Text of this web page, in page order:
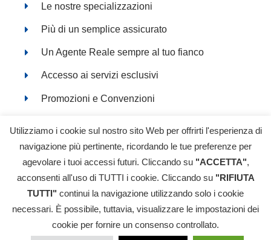
Le nostre specializzazioni
Più di un semplice assicurato
Un Agente Reale sempre al tuo fianco
Accesso ai servizi esclusivi
Promozioni e Convenzioni
© Copyright 2018-2026 FILIPPO NOBILE SRL - All Rights
Reserved | P.IVA: 02485240069 |Informativa Privacy
Cookie Policy|Reclami| filippo.nobilesrl@pec.agentireale.it |
Ricerca nel RUI (Registro Unico degli Intermediari
assicurativi e riassicurativi)
Utilizziamo i cookie sul nostro sito Web per offrirti l'esperienza di
navigazione più pertinente, ricordando le tue preferenze per
agevolare i tuoi accessi futuri. Cliccando su "ACCETTA",
acconsenti all'uso di TUTTI i cookie. Cliccando su "RIFIUTA
TUTTI" continui la navigazione utilizzando solo i cookie
necessari. È possibile, tuttavia, visualizzare le impostazioni dei
cookie per fornire un consenso controllato.